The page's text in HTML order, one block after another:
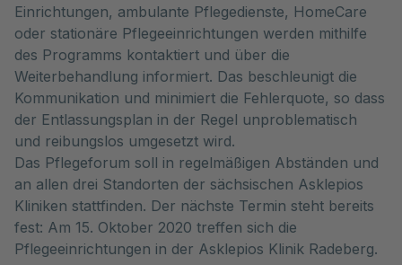
Einrichtungen, ambulante Pflegedienste, HomeCare
oder stationäre Pflegeeinrichtungen werden mithilfe
des Programms kontaktiert und über die
Weiterbehandlung informiert. Das beschleunigt die
Kommunikation und minimiert die Fehlerquote, so dass
der Entlassungsplan in der Regel unproblematisch
und reibungslos umgesetzt wird.
Das Pflegeforum soll in regelmäßigen Abständen und
an allen drei Standorten der sächsischen Asklepios
Kliniken stattfinden. Der nächste Termin steht bereits
fest: Am 15. Oktober 2020 treffen sich die
Pflegeeinrichtungen in der Asklepios Klinik Radeberg.